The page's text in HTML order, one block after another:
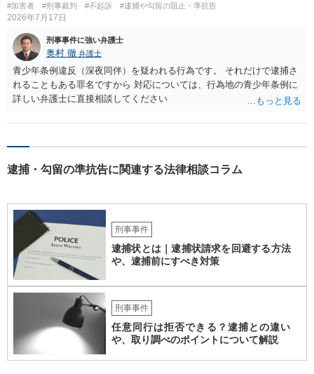
#加害者 #刑事裁判 #不起訴 #逮捕や勾留の阻止・準抗告
2026年7月17日
刑事事件に強い弁護士
奥村 徹 弁護士
青少年条例違反（深夜同伴）を疑われる行為です。 それだけで逮捕さ
れることもある罪名ですから 対応については、行為地の青少年条例に
詳しい弁護士に直接相談してください
逮捕・勾留の準抗告に関連する法律相談コラム
刑事事件
逮捕状とは｜逮捕状請求を回避する方法
や、逮捕前にすべき対策
刑事事件
任意同行は拒否できる？逮捕との違い
や、取り調べのポイントについて解説